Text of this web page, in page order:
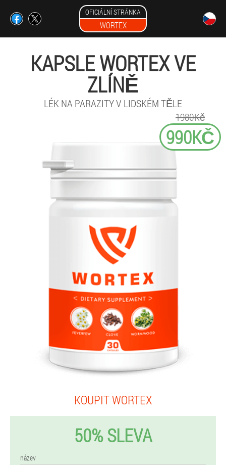
OFICIÁLNÍ STRÁNKA
WORTEX
KAPSLE WORTEX VE
ZLÍNĚ
LÉK NA PARAZITY V LIDSKÉM TĚLE
1980Kč
990KČ
KOUPIT WORTEX
50% SLEVA
název